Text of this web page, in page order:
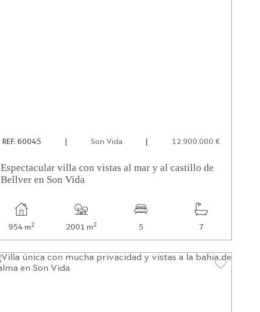
REF. 60045 Son Vida 12.900.000 €
Espectacular villa con vistas al mar y al castillo de
Bellver en Son Vida
954 m2 2001 m2 5 7